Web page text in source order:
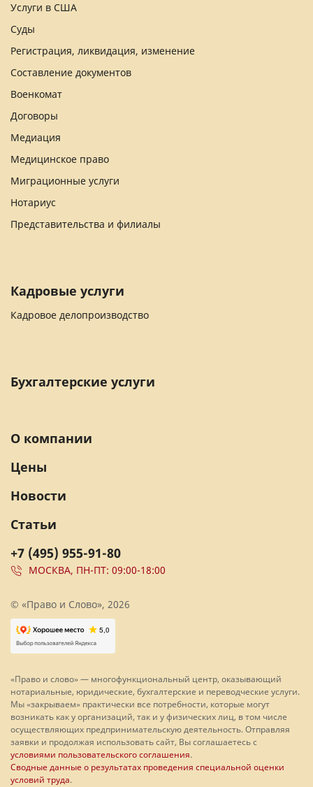
Услуги в США
Суды
Регистрация, ликвидация, изменение
Составление документов
Военкомат
Договоры
Медиация
Медицинское право
Миграционные услуги
Нотариус
Представительства и филиалы
Кадровые услуги
Кадровое делопроизводство
Бухгалтерские услуги
+7 (495) 955-91-80
МОСКВА, ПН-ПТ: 09:00-18:00
О компании
Цены
Новости
Статьи
© «Право и Слово», 2026
«Право и слово» — многофункциональный центр, оказывающий
нотариальные, юридические, бухгалтерские и переводческие услуги.
Мы «закрываем» практически все потребности, которые могут
возникать как у организаций, так и у физических лиц, в том числе
осуществляющих предпринимательскую деятельность. Отправляя
заявки и продолжая использовать сайт, Вы соглашаетесь с
условиями пользовательского соглашения.
Сводные данные о результатах проведения специальной оценки
условий труда.